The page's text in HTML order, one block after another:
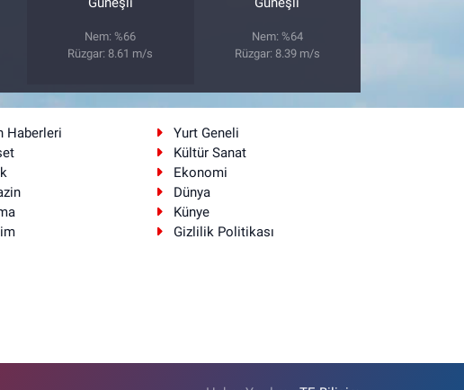
Nem: %66
Rüzgar: 8.61 m/s
Nem: %64
Rüzgar: 8.39 m/s
Haberleri
Yurt Geneli
Kültür Sanat
Ekonomi
Dünya
Künye
Gizlilik Politikası